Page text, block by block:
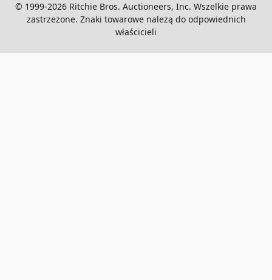
© 1999-2026 Ritchie Bros. Auctioneers, Inc. Wszelkie prawa
zastrzeżone. Znaki towarowe należą do odpowiednich
właścicieli